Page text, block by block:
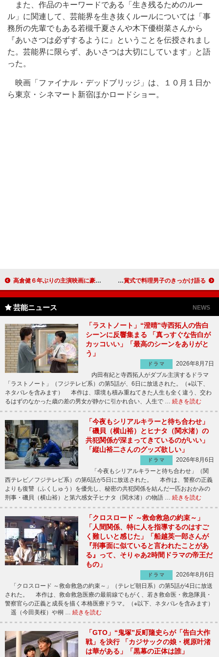
また、作品のキーワードである「生き残るためのルー
ル」に関連して、芸能界を生き抜くルールについては「事
務所の先輩でもある若槻千夏さんや木下優樹菜さんから
『あいさつは必ずするように』ということを伝授されまし
た。芸能界に限らず、あいさつは大切にしています」と語
った。
映画「ファイナル・デッドブリッジ」は、１０月１日か
ら東京・シネマート新宿ほかロードショー。
高倉健６年ぶりの主演映画に豪華共演陣 映画「あなたへ」２０１２年秋公開へ 中村獅童「独身、バツイチの男性にエールを！」 「雑誌大賞」発表・贈賞式で料理男子のきっかけ語る
芸能ニュース NEWS
「ラストノート」“澄晴”寺西拓人の告白
シーンに反響集まる 「真っすぐな告白が
カッコいい」「最高のシーンをありがと
う」
ドラマ
2026年8月7日
内田有紀と寺西拓人がダブル主演するドラマ
「ラストノート」（フジテレビ系）の第5話が、6日に放送された。（※以下、
ネタバレを含みます） 本作は、環境も積み重ねてきた人生も全く違う、交わ
るはずのなかった歳の差の男女が静かに引かれ合い、人生で … 続きを読む
「今夜もシリアルキラーと待ち合わせ」
「磯貝（横山裕）とヒナタ（関水渚）の
共犯関係が深まってきているのがいい」
「縦山裕二さんのグッズ欲しい」
ドラマ
2026年8月6日
「今夜もシリアルキラーと待ち合わせ」（関
西テレビ／フジテレビ系）の第6話が5日に放送された。 本作は、警察の正義
よりも復讐（ふくしゅう）を優先し、秘密の共犯関係を結んだ一匹おおかみの
刑事・磯貝（横山裕）と第六感女子ヒナタ（関水渚）の物語 … 続きを読む
「クロスロード ～救命救急の約束～」
「人間関係、特に人を指導するのはすご
く難しいと感じた」「船越英一郎さんが
『刑事面に似ていると言われたことがあ
る』って、そりゃあ2時間ドラマの帝王だ
もの」
ドラマ
2026年8月6日
「クロスロード ～救命救急の約束～」（テレビ朝日系）の第5話が4日に放送
された。 本作は、救命救急医療の最前線でもがく、若き救命医・救急隊員・
警察官らの正義と成長を描く本格医療ドラマ。（※以下、ネタバレを含みます）
遥（今田美桜）や桐 … 続きを読む
「GTO」“鬼塚”反町隆史らが「告白大作
戦」を決行 「カジサックの娘・梶原叶渚
は華がある」「黒幕の正体は誰」